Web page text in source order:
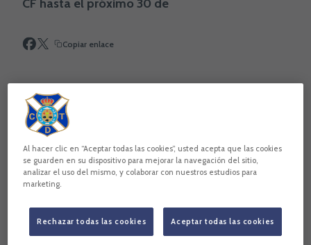
CF hasta el próximo 30 de
Copiar enlace
Al hacer clic en “Aceptar todas las cookies”, usted acepta que las cookies
se guarden en su dispositivo para mejorar la navegación del sitio,
analizar el uso del mismo, y colaborar con nuestros estudios para
marketing.
Rechazar todas las cookies Aceptar todas las cookies